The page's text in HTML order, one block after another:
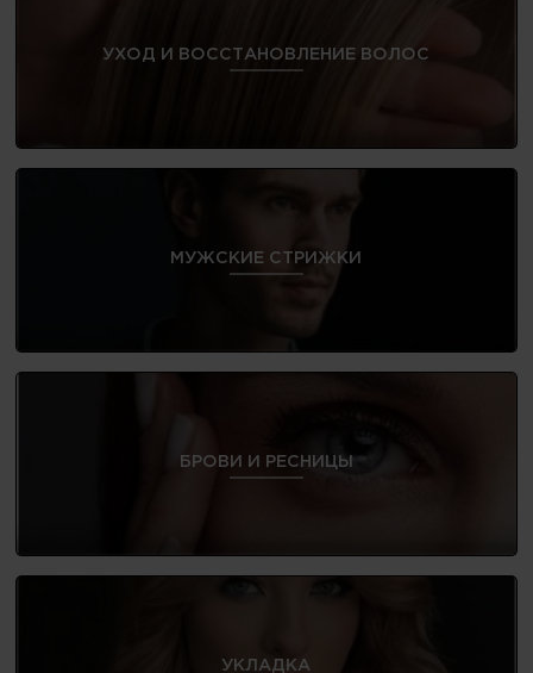
УХОД И ВОССТАНОВЛЕНИЕ ВОЛОС
МУЖСКИЕ СТРИЖКИ
БРОВИ И РЕСНИЦЫ
УКЛАДКА